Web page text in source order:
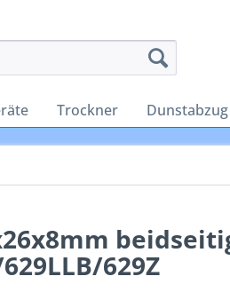
Trockner Dunstabzug
629Z